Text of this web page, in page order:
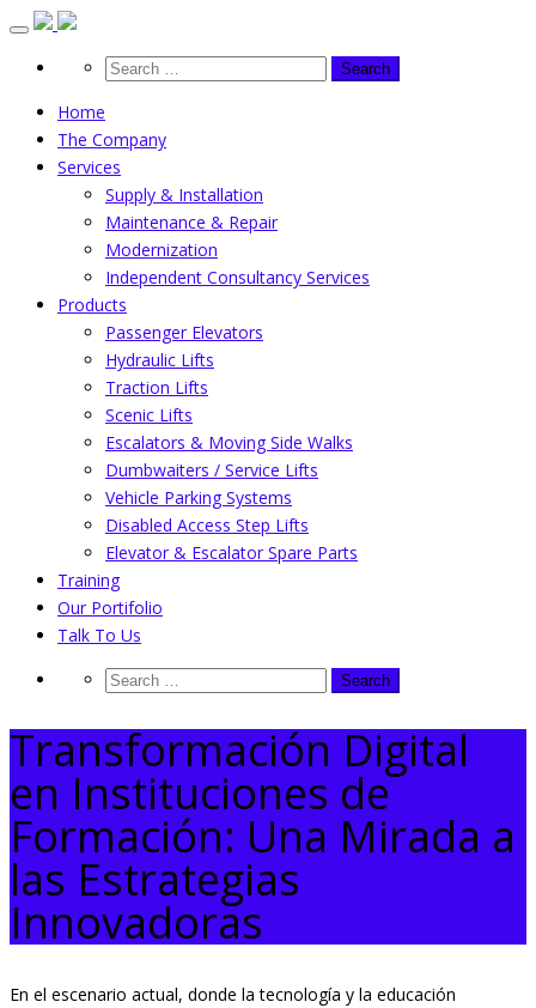
Skip
content
Home
The Company
Services
Supply & Installation
Maintenance & Repair
Modernization
Independent Consultancy Services
Products
Passenger Elevators
Hydraulic Lifts
Traction Lifts
Scenic Lifts
Escalators & Moving Side Walks
Dumbwaiters / Service Lifts
Vehicle Parking Systems
Disabled Access Step Lifts
Elevator & Escalator Spare Parts
Training
Our Portifolio
Talk To Us
Transformación Digital
en Instituciones de
Formación: Una Mirada a
las Estrategias
Innovadoras
En el escenario actual, donde la tecnología y la educación